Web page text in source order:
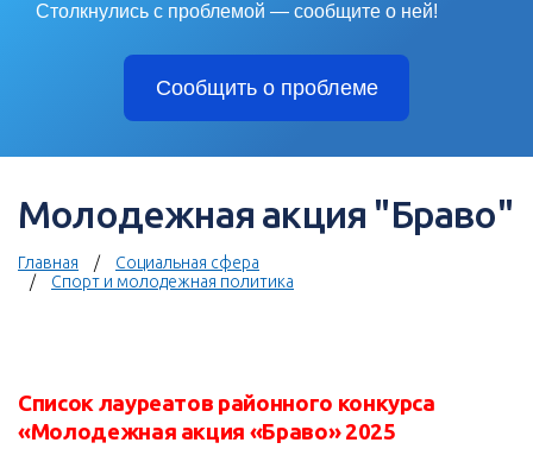
Столкнулись с проблемой — сообщите о ней!
Сообщить о проблеме
Молодежная акция "Браво"
Главная
Социальная сфера
Спорт и молодежная политика
Список лауреатов районного конкурса
«Молодежная акция «Браво» 2025